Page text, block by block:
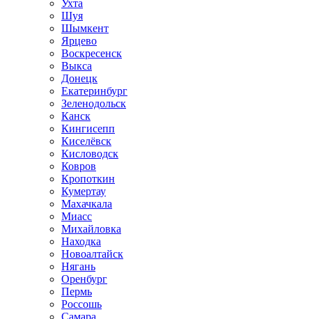
Ухта
Шуя
Шымкент
Ярцево
Воскресенск
Выкса
Донецк
Екатеринбург
Зеленодольск
Канск
Кингисепп
Киселёвск
Кисловодск
Ковров
Кропоткин
Кумертау
Махачкала
Миасс
Михайловка
Находка
Новоалтайск
Нягань
Оренбург
Пермь
Россошь
Самара